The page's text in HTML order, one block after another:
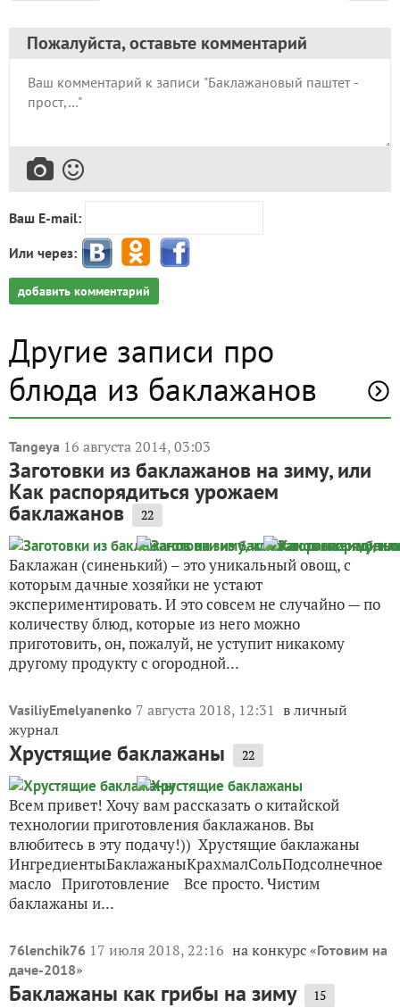
Пожалуйста, оставьте комментарий
Ваш E-mail:
Или через:
добавить комментарий
Другие записи про
блюда из баклажанов
Tangeya 16 августа 2014, 03:03
Заготовки из баклажанов на зиму, или
Как распорядиться урожаем
баклажанов 22
Баклажан (синенький) – это уникальный овощ, с
которым дачные хозяйки не устают
экспериментировать. И это совсем не случайно — по
количеству блюд, которые из него можно
приготовить, он, пожалуй, не уступит никакому
другому продукту с огородной...
VasiliyEmelyanenko 7 августа 2018, 12:31 в личный
журнал
Хрустящие баклажаны 22
Всем привет! Хочу вам рассказать о китайской
технологии приготовления баклажанов. Вы
влюбитесь в эту подачу!)) Хрустящие баклажаны
ИнгредиентыБаклажаныКрахмалСольПодсолнечное
масло Приготовление Все просто. Чистим
баклажаны и...
76lenchik76 17 июля 2018, 22:16 на конкурс «Готовим на
даче-2018»
Баклажаны как грибы на зиму 15